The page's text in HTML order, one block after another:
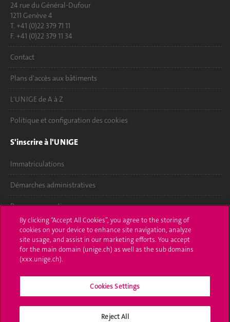
24 rue du Général-Dufour
1211 Genève 4
T. +41 (0)22 379 71 11
F. +41 (0)22 379 11 34
Contact
Plans d'accès aux bâtiments
L'UNIGE de A à Z
Politique et configuration des cookies
S'inscrire à l'UNIGE
Immatriculations
Démarches administratives
Poser une question
L'UNIGE vous informe
UNIGE Mobile
By clicking “Accept All Cookies”, you agree to the storing of
cookies on your device to enhance site navigation, analyze
site usage, and assist in our marketing efforts. You accept
for the main domain (unige.ch) as well as the sub domains
(xxx.unige.ch).
Cookies Settings
Reject All